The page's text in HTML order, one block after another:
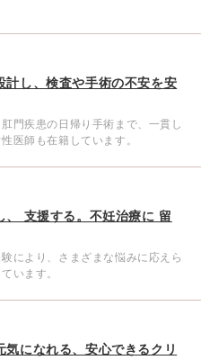
計し、検査や手術の不安を安
門疾患の日帰り手術まで、一貫し
医師も在籍しています。
、 支援する。不妊治療に 留
により、さまざまな悩みに応えら
います。
気になれる、安心できるクリ